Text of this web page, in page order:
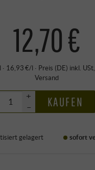
12,70 €
· 16,93 €/l · Preis (DE) inkl. USt
Versand
+
–
KAUFEN
gelagert sofort